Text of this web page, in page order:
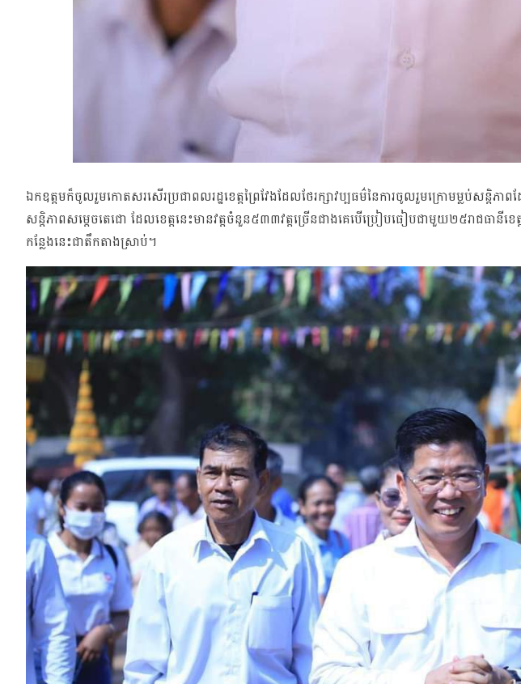
ឯកឧត្តមក៏ចូលរួមកោតសរសើរប្រជាពលរដ្ឋខេត្តព្រៃវែងដែលថែរក្សាវប្បធម៌នៃការចូលរួមក្រោមម្លប់សន្តិភ
សន្តិភាពសម្តេចតេជោ ដែលខេត្តនេះមានវត្តចំនួន៥៣៣វត្តច្រើនជាងគេបើប្រៀបធៀបជាមួយ២៥រាជធានីខ
កន្លែងនេះជាតឹកតាងស្រាប់។